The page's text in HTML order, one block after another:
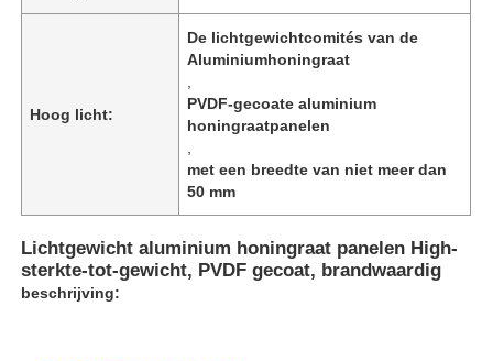
Hoog licht:
De lichtgewichtcomités van de
Aluminiumhoningraat
PVDF-gecoate aluminium
honingraatpanelen
met een breedte van niet meer dan
50 mm
Lichtgewicht aluminium honingraat panelen High-
sterkte-tot-gewicht, PVDF gecoat, brandwaardig
beschrijving: